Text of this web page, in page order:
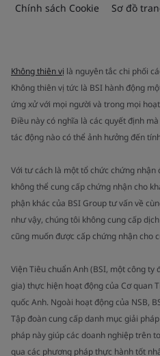
Chính sách Cookie Sơ đồ
Không thiên vị là nguyên tắc chi phối
Không thiên vị tức là BSI hành động
ứng xử với mọi người và trong mọi
Điều này có nghĩa là các quyết định
tác động nào có thể ảnh hưởng đến
Với tư cách là một tổ chức chứng nhận
không thể cung cấp chứng nhận cho
phận khác của BSI Group tư vấn về
như vậy, chúng tôi không cung cấp
cũng muốn được cấp chứng nhận cho
Viện Tiêu chuẩn Anh (BSI, một công
gia) thực hiện hoạt động của Cơ quan
quốc Anh. Ngoài hoạt động của NSB,
Tập đoàn cung cấp danh mục giải
pháp này giúp các doanh nghiệp trên
qua các phương pháp thực hành tốt